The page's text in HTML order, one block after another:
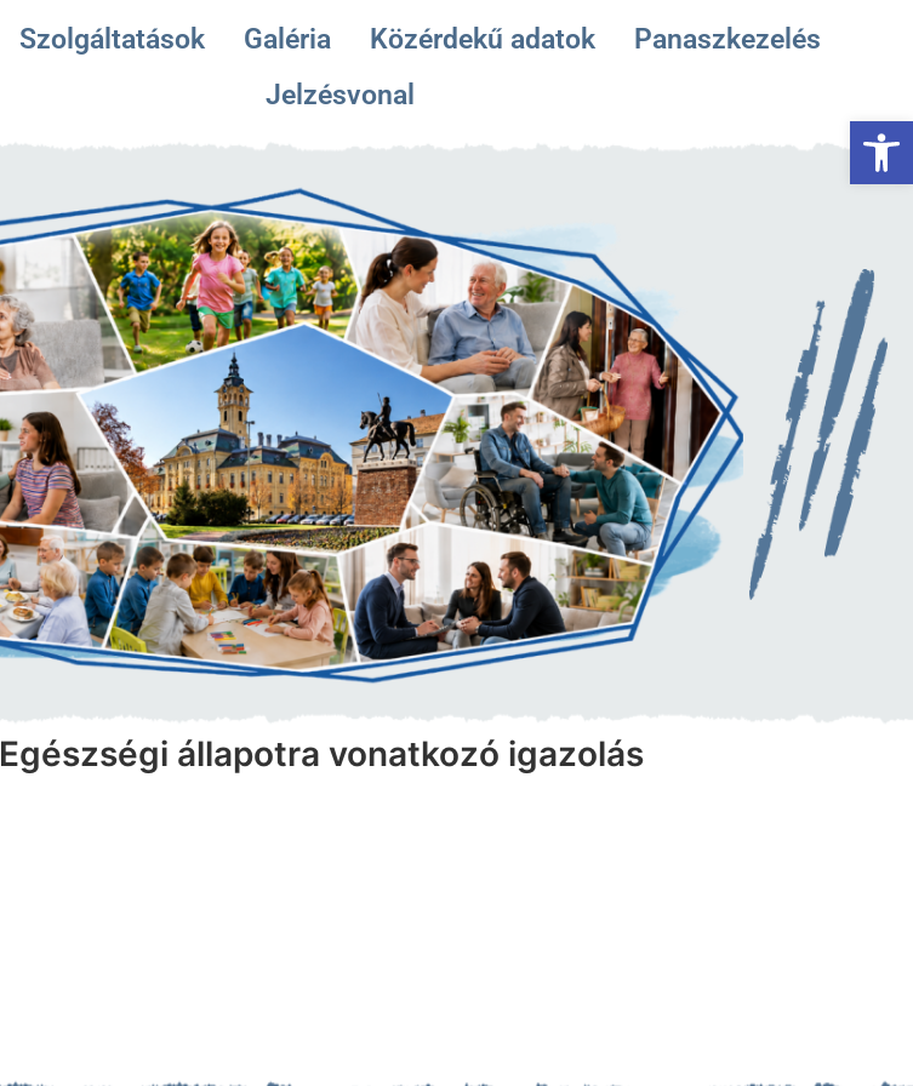
Szolgáltatások Galéria Közérdekű adatok
Panaszkezelés
Jelzésvonal
Egészségi állapotra vonatkozó igazolás